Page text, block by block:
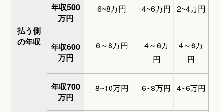
払う側
の年収
年収500
万円
6~8万円 4~6万円 2~4万円
年収600
万円
6～8万円
4～6万
円
4～6万
円
年収700
万円
8~10万円 6~8万円 4~6万円